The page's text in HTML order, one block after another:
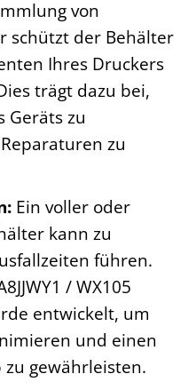
von
schützt der Behälter
Ihres Druckers
trägt dazu bei,
Geräts zu
zu
Ein voller oder
kann zu
führen.
/ WX105
entwickelt, um
und einen
gewährleisten.